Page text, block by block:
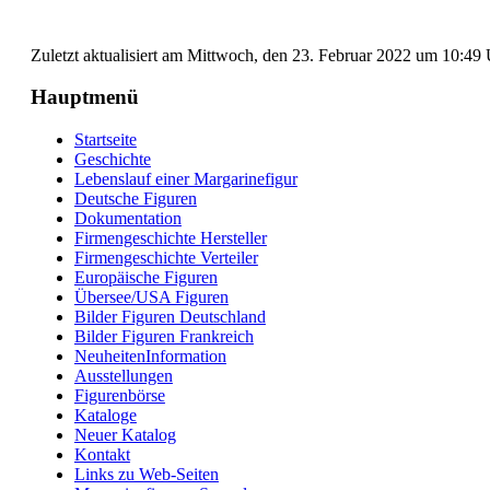
Zuletzt aktualisiert am Mittwoch, den 23. Februar 2022 um
Hauptmenü
Startseite
Geschichte
Lebenslauf einer Margarinefigur
Deutsche Figuren
Dokumentation
Firmengeschichte Hersteller
Firmengeschichte Verteiler
Europäische Figuren
Übersee/USA Figuren
Bilder Figuren Deutschland
Bilder Figuren Frankreich
NeuheitenInformation
Ausstellungen
Figurenbörse
Kataloge
Neuer Katalog
Kontakt
Links zu Web-Seiten